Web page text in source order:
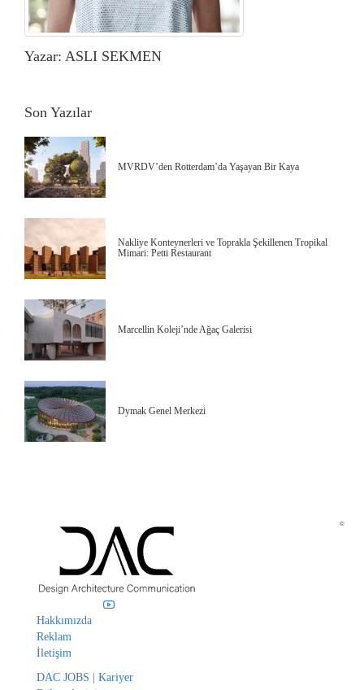
Yazar: ASLI SEKMEN
Son Yazılar
MVRDV’den Rotterdam’da Yaşayan Bir Kaya
Nakliye Konteynerleri ve Toprakla Şekillenen Tropikal
Mimari: Petti Restaurant
Marcellin Koleji’nde Ağaç Galerisi
Dymak Genel Merkezi
Hakkımızda
Reklam
İletişim
DAC JOBS | Kariyer
©